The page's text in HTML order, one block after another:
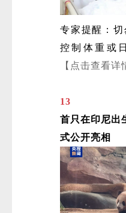
专家提醒：
控制体重或
【点击查看详
13
首只在印尼出
式公开亮相